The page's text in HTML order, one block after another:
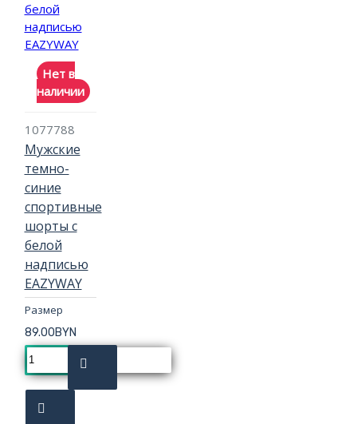
Нет в
наличии
1077788
Мужские
темно-
синие
спортивные
шорты с
белой
надписью
EAZYWAY
Размер
89.00BYN